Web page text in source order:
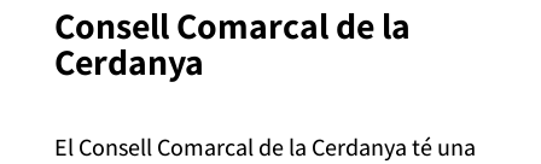
Consell Comarcal de la
Cerdanya
El Consell Comarcal de la Cerdanya té una